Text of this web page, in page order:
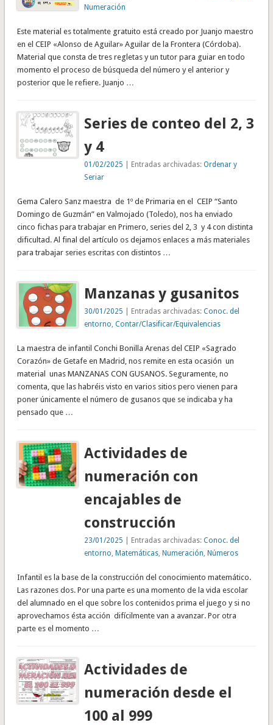
Numeración
Este material es totalmente gratuito está creado por Juanjo maestro
en el CEIP «Alonso de Aguilar» Aguilar de la Frontera (Córdoba).
Material que consta de tres regletas y un tutor para guiar en todo
momento el proceso de búsqueda del número y el anterior y
posterior que le refiere. Juanjo …
Series de conteo del 2, 3
y 4
01/02/2025 | Entradas archivadas:Ordenar y
Seriar
Gema Calero Sanz maestra de 1º de Primaria en el CEIP “Santo
Domingo de Guzmán” en Valmojado (Toledo), nos ha enviado
cinco fichas para trabajar en Primero, series del 2, 3 y 4 con distinta
dificultad. Al final del artículo os dejamos enlaces a más materiales
para trabajar series escritas con distintos …
Manzanas y gusanitos
30/01/2025 | Entradas archivadas:Conoc. del
entorno ,Contar/Clasificar/Equivalencias
La maestra de infantil Conchi Bonilla Arenas del CEIP «Sagrado
Corazón» de Getafe en Madrid, nos remite en esta ocasión un
material unas MANZANAS CON GUSANOS. Seguramente, no
comenta, que las habréis visto en varios sitios pero vienen para
poner únicamente el número de gusanos que se indicaba y ha
pensado que …
Actividades de
numeración con
encajables de
construcción
23/01/2025 | Entradas archivadas:Conoc. del
entorno ,Matemáticas ,Numeración ,Números
Infantil es la base de la construcción del conocimiento matemático.
Las razones dos. Por una parte es una momento de la vida escolar
del alumnado en el que sobre los contenidos prima el juego y si no
aprovechamos ésta acción difícilmente van a avanzar. Por otra
parte es el momento …
Actividades de
numeración desde el
100 al 999